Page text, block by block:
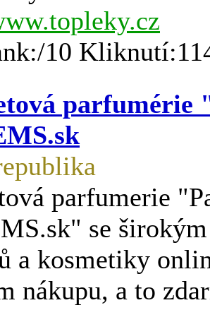
10
parfumérie
parfumerie
se
a kosmetiky
nákupu, a to